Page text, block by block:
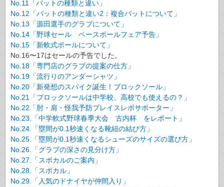
No.11「バットの種類と違い」
No.12「バットの種類と違い2：複合バットについて」
No.13「源田選手のグラブについて」
No.14「野球セール ベースボールフェア予告」
No.15「新軟式ボールについて」
No.16〜17はセールの予告でした。
No.18「専門店のグラブの提案の仕方」
No.19「流行りのアンダーシャツ」
No.20「新発想のスパイク誕生！ブロックソール」
No.21「ブロックソールは中学校、高校でも使えるの？」
No.22「肘・肩・怪我予防ブレイスレボサポーター」
No.23.「中学軟式野球春季大会 古内杯 をレポート」
No.24.「塁間が0.1秒速くなる靴紐の結び方」
No.25.「塁間が0.1秒速くなるシューズのサイズの選び方」
No.26.「グラブの深さの見分け方」
No.27.「スポカルのご案内」
No.28.「スポカル」
No.29.「人気のドナイヤが仲間入り」